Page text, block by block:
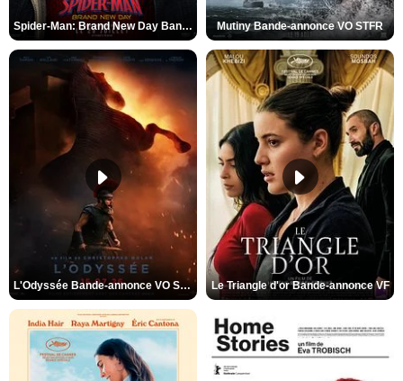
Spider-Man: Brand New Day Bande-annonce VO STFR Mutiny Bande-annonce VO STFR
L'Odyssée Bande-annonce VO STFR Le Triangle d'or Bande-annonce VF